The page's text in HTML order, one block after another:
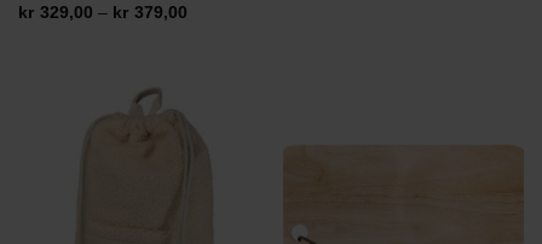
kr 329,00 – kr 379,00Prisområde: